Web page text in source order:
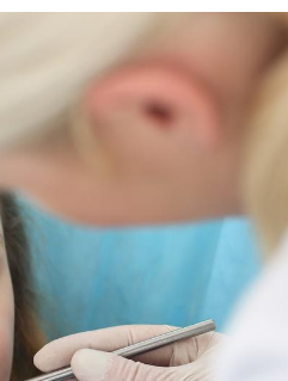
chaleurs :
le risque de
grimpe-t-il ?
Viagra pourrait-il
la propagation du
?